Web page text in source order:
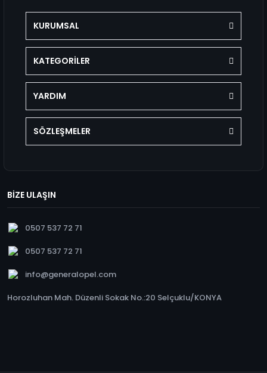
KURUMSAL
KATEGORİLER
YARDIM
SÖZLEŞMELER
BİZE ULAŞIN
0507 537 72 71
0507 537 72 71
info@generalopel.com
Horozluhan Mah. Düzenli Sokak No.:20 Selçuklu/KONYA